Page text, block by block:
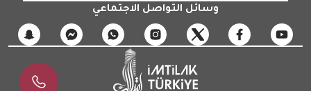
وسائل التواصل الاجتماعي